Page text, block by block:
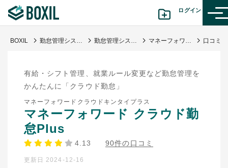
ログイン
診断から探す(β版)
記事から探す
BOXILの使い方ガイド
BOXIL 勤怠管理システムおすすめ17選 - 一覧比較表で費用・機能 | 選び方【シェアランキング】 勤怠管理システム マネーフォワード クラウド勤怠Plus
有給・シフト管理、就業ルール変更など勤怠管理を
かんたんに「クラウド勤怠」
マネーフォワードクラウドキンタイプラス
マネーフォワード クラウド勤
怠Plus
4.13 90件の口コミ
更新日 2024-12-16